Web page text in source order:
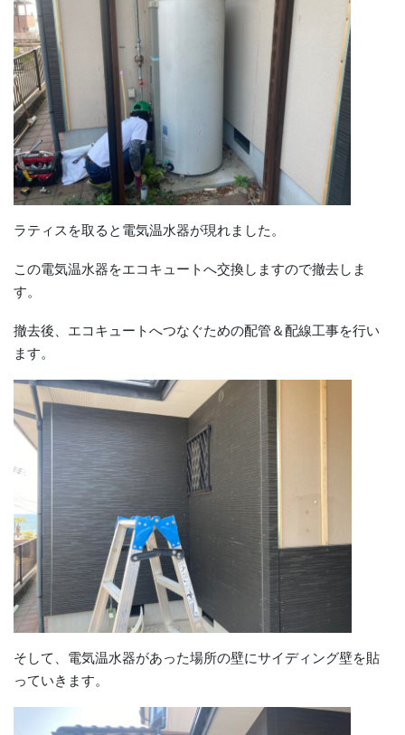
ラティスを取ると電気温水器が現れました。
この電気温水器をエコキュートへ交換しますので撤去しま
す。
撤去後、エコキュートへつなぐための配管＆配線工事を行い
ます。
そして、電気温水器があった場所の壁にサイディング壁を貼
っていきます。